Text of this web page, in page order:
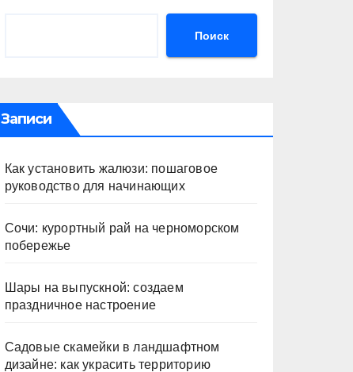
Поиск
Записи
Как установить жалюзи: пошаговое
руководство для начинающих
Сочи: курортный рай на черноморском
побережье
Шары на выпускной: создаем
праздничное настроение
Садовые скамейки в ландшафтном
дизайне: как украсить территорию